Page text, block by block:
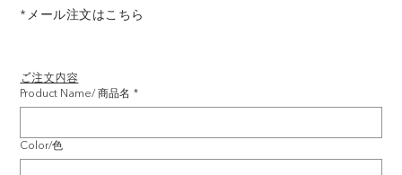
ご注文内容
Product Name/ 商品名 *
Color/色
*メール注文はこちら